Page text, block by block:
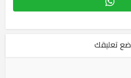
ضع تعليقك